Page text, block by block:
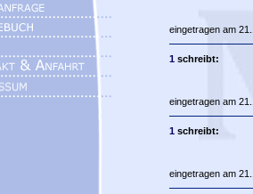
eingetragen am
1schreibt:
eingetragen am
1schreibt:
eingetragen am